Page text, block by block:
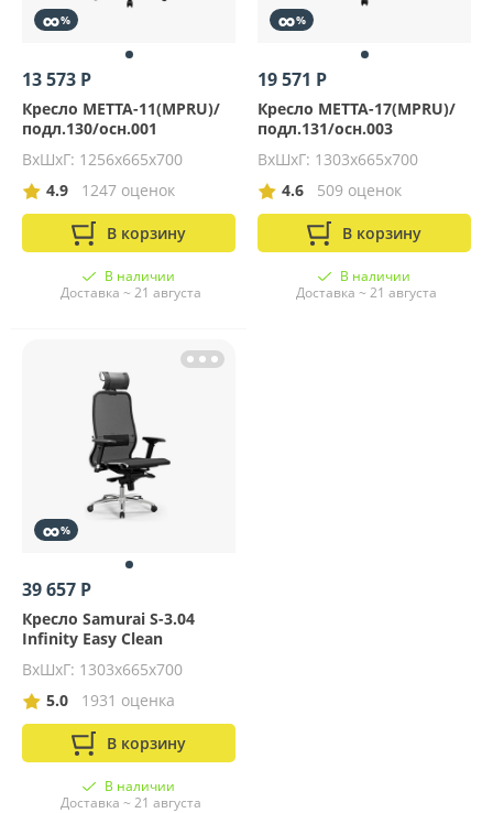
∞%
13 573 Р
Кресло МЕТТА-11(MPRU)/
подл.130/осн.001
ВхШхГ: 1256x665x700
4.9
1247 оценок
В корзину
В наличии
Доставка ~ 21 августа
∞%
19 571 Р
Кресло МЕТТА-17(MPRU)/
подл.131/осн.003
ВхШхГ: 1303x665x700
4.6
509 оценок
В корзину
В наличии
Доставка ~ 21 августа
∞%
39 657 Р
Кресло Samurai S-3.04
Infinity Easy Clean
ВхШхГ: 1303x665x700
5.0
1931 оценка
В корзину
В наличии
Доставка ~ 21 августа